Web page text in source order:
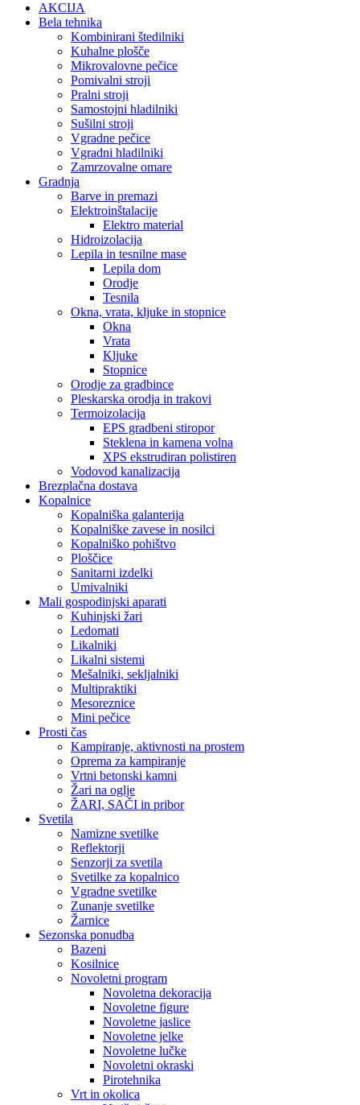
AKCIJA
Bela tehnika
Kombinirani štedilniki
Kuhalne plošče
Mikrovalovne pečice
Pomivalni stroji
Pralni stroji
Samostojni hladilniki
Sušilni stroji
Vgradne pečice
Vgradni hladilniki
Zamrzovalne omare
Gradnja
Barve in premazi
Elektroinštalacije
Elektro material
Hidroizolacija
Lepila in tesnilne mase
Lepila dom
Orodje
Tesnila
Okna, vrata, kljuke in stopnice
Okna
Vrata
Kljuke
Stopnice
Orodje za gradbince
Pleskarska orodja in trakovi
Termoizolacija
EPS gradbeni stiropor
Steklena in kamena volna
XPS ekstrudiran polistiren
Vodovod kanalizacija
Brezplačna dostava
Kopalnice
Kopalniška galanterija
Kopalniške zavese in nosilci
Kopalniško pohištvo
Ploščice
Sanitarni izdelki
Umivalniki
Mali gospodinjski aparati
Kuhinjski žari
Ledomati
Likalniki
Likalni sistemi
Mešalniki, sekljalniki
Multipraktiki
Mesoreznice
Mini pečice
Prosti čas
Kampiranje, aktivnosti na prostem
Oprema za kampiranje
Vrtni betonski kamni
Žari na oglje
ŽARI, SAČI in pribor
Svetila
Namizne svetilke
Reflektorji
Senzorji za svetila
Svetilke za kopalnico
Vgradne svetilke
Zunanje svetilke
Žarnice
Sezonska ponudba
Bazeni
Kosilnice
Novoletni program
Novoletna dekoracija
Novoletne figure
Novoletne jaslice
Novoletne jelke
Novoletne lučke
Novoletni okraski
Pirotehnika
Vrt in okolica